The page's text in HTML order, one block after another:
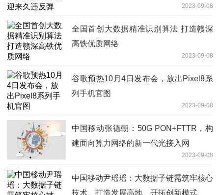
2023-09-08
全国首创大数据精准识别算法 打造赣深
高铁优质网络
2023-09-08
谷歌预热10月4日发布会，放出Pixel8系
列手机官图
2023-09-08
中国移动张德朝：50G PON+FTTR，构
建面向算力网络的新一代光接入网
2023-09-08
中国移动尹瑶瑶：大数据子链需筑牢核心
技术、打造发展高地、开拓创新模式